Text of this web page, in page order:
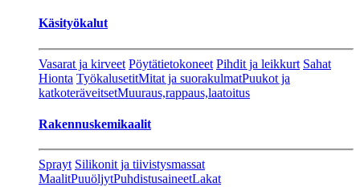
Käsityökalut
Vasarat ja kirveet Pöytätietokoneet Pihdit ja leikkurt Sahat
Hionta TyökalusetitMitat ja suorakulmatPuukot ja
katkoteräveitsetMuuraus,rappaus,laatoitus
Rakennuskemikaalit
Sprayt Silikonit ja tiivistysmassat
MaalitPuuöljytPuhdistusaineetLakat